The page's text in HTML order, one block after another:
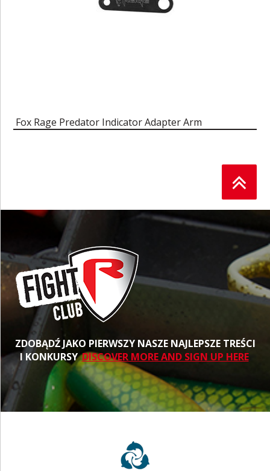
Fox Rage Predator Indicator Adapter Arm
ZDOBĄDŹ JAKO PIERWSZY NASZE NAJLEPSZE TREŚCI
I KONKURSYDISCOVER MORE AND SIGN UP HERE